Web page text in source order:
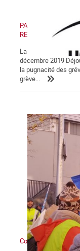
PAS DE RETRAIT,
RENTRÉE !
La Lettre de La
décembre 2019
la pugnacité des
grève...
Contre Macron et sa